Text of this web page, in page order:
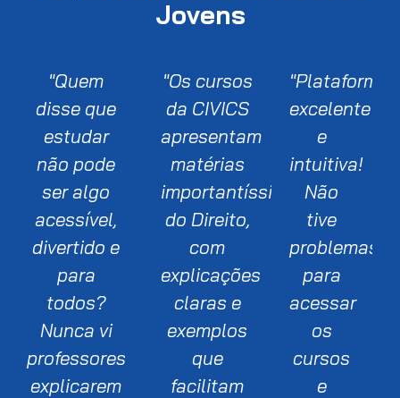
Jovens
"Quem
disse que
estudar
não pode
ser algo
acessível,
divertido e
para
todos?
Nunca vi
professores
explicarem
"Os cursos
da CIVICS
apresentam
matérias
importantíssimas
do Direito,
com
explicações
claras e
exemplos
que
facilitam
"Plataforma
excelente
e
intuitiva!
Não
tive
problemas
para
acessar
os
cursos
e